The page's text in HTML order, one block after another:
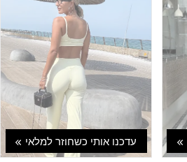
עדכנו אותי כשחוזר למלאי